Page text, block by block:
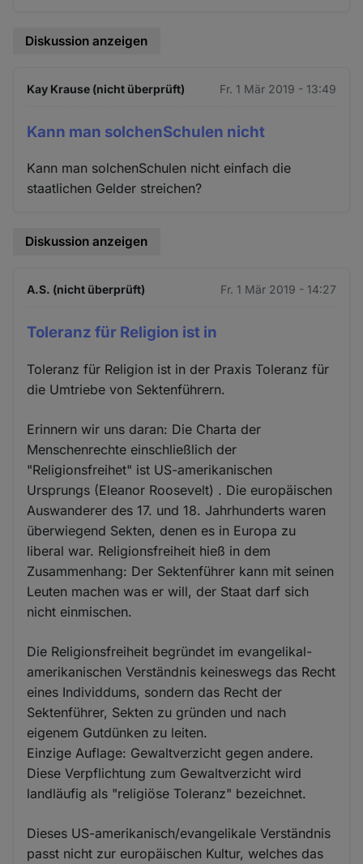
Diskussion anzeigen
Kay Krause (nicht überprüft) Fr. 1 Mär 2019 - 13:49
Kann man solchenSchulen nicht
Kann man solchenSchulen nicht einfach die
staatlichen Gelder streichen?
Diskussion anzeigen
A.S. (nicht überprüft) Fr. 1 Mär 2019 - 14:27
Toleranz für Religion ist in
Toleranz für Religion ist in der Praxis Toleranz für
die Umtriebe von Sektenführern.
Erinnern wir uns daran: Die Charta der
Menschenrechte einschließlich der
"Religionsfreihet" ist US-amerikanischen
Ursprungs (Eleanor Roosevelt) . Die europäischen
Auswanderer des 17. und 18. Jahrhunderts waren
überwiegend Sekten, denen es in Europa zu
liberal war. Religionsfreiheit hieß in dem
Zusammenhang: Der Sektenführer kann mit seinen
Leuten machen was er will, der Staat darf sich
nicht einmischen.
Die Religionsfreiheit begründet im evangelikal-
amerikanischen Verständnis keineswegs das Recht
eines Individdums, sondern das Recht der
Sektenführer, Sekten zu gründen und nach
eigenem Gutdünken zu leiten.
Einzige Auflage: Gewaltverzicht gegen andere.
Diese Verpflichtung zum Gewaltverzicht wird
landläufig als "religiöse Toleranz" bezeichnet.
Dieses US-amerikanisch/evangelikale Verständnis
passt nicht zur europäischen Kultur, welches das